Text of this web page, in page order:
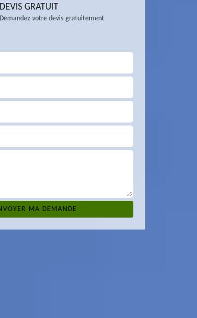
DEVIS GRATUIT
Demandez votre devis gratuitement